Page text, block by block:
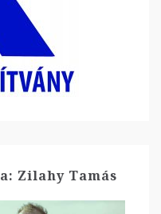
Zilahy Tamás